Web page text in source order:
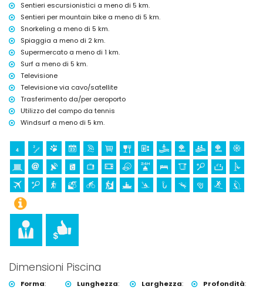
Luoghi di interesse e cultura a Jávea, Costa Blanca
Edificio architettonico (Mercat del Riurau) (entro 1000 metri
dall'alloggio)
Museo (Histórico de Jávea, Jávea), chiesa (Virgen de Loreto, Puerto,
Jávea), rovina (Molinos de Viento, Jávea), monumento (Pueblo de
Jávea, Jávea), luogo storico (Pueblo de Jávea e Jávea) (entro 5
chilometri dall'alloggio)
Castello (Portal de la Vila e Dénia) (entro 25 chilometri dall'alloggio)
Sport
Tennis, escursionismo, mountain bike, ciclismo, arrampicata,
Golf (Golf Jávea) e equitazione (entro 10 chilometri
dall'appartamento)
Sentieri escursionistici a meno di 5 km.
Sentieri per mountain bike a meno di 5 km.
Snorkeling a meno di 5 km.
Spiaggia a meno di 2 km.
Supermercato a meno di 1 km.
Surf a meno di 5 km.
Televisione
Televisione via cavo/satellite
Trasferimento da/per aeroporto
Utilizzo del campo da tennis
Windsurf a meno di 5 km.
Dimensioni Piscina
Forma:
Lunghezza:
Larghezza:
Profondità: